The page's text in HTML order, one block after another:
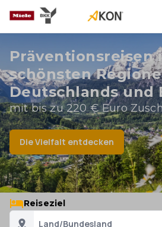
Präventionsreisen
schönsten
Deutschlands und
mit bis zu 220 € Euro
Die Vielfalt entdecken
Reiseziel
Land/Bundesland